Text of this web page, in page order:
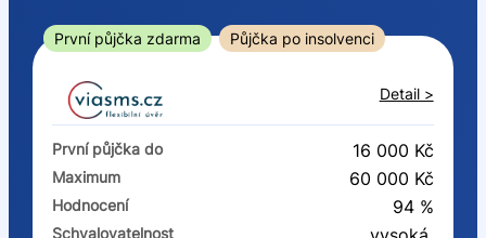
Od
První půjčka zdarma
–
ano
První půjčka zdarma Půjčka po insolvenci
Detail >
První půjčka do 16 000 Kč
Maximum 60 000 Kč
Hodnocení 94 %
Schvalovatelnost